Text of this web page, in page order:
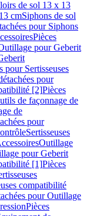
de sol 13 x 13
cmSiphons de sol
pour Siphons
Pièces
pour Geberit
pour Sertisseuses
pour
[2]Pièces
de façonnage de
de
pour
Sertisseuses
Outillage
pour Geberit
[1]Pièces
compatibilité
pour Outillage
Pièces